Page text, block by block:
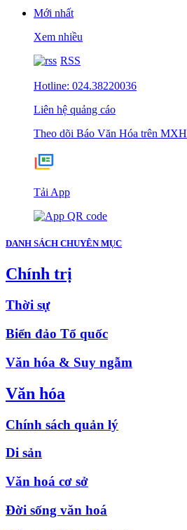
Mới nhất
Xem nhiều
RSS
Hotline: 024.38220036
Liên hệ quảng cáo
Theo dõi Báo Văn Hóa trên MXH
Tải App
DANH SÁCH CHUYÊN MỤC
Chính trị
Thời sự
Biển đảo Tổ quốc
Văn hóa & Suy ngẫm
Văn hóa
Chính sách quản lý
Di sản
Văn hoá cơ sở
Đời sống văn hoá